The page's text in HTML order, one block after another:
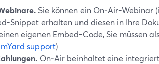
Sie können ein On‑Air-Webinar
Snippet erhalten und diesen in Ihre
eigenen Embed-Code, Sie müssen
support)
On‑Air beinhaltet eine